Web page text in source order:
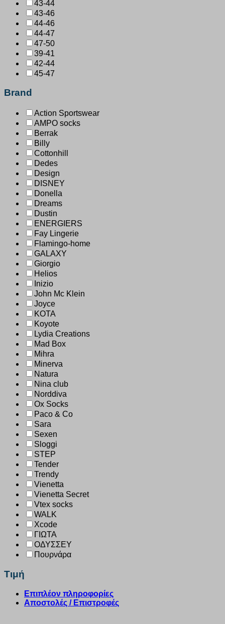
43-44
43-46
44-46
44-47
47-50
39-41
42-44
45-47
Brand
Action Sportswear
AMPO socks
Berrak
Billy
Cottonhill
Dedes
Design
DISNEY
Donella
Dreams
Dustin
ENERGIERS
Fay Lingerie
Flamingo-home
GALAXY
Giorgio
Helios
Inizio
John Mc Klein
Joyce
KOTA
Koyote
Lydia Creations
Mad Box
Mihra
Minerva
Natura
Nina club
Norddiva
Ox Socks
Paco & Co
Sara
Sexen
Sloggi
STEP
Tender
Trendy
Vienetta
Vienetta Secret
Vtex socks
WALK
Xcode
ΓΙΩΤΑ
ΟΔΥΣΣΕΥ
Πουρνάρα
Τιμή
Επιπλέον πληροφορίες
Αποστολές / Επιστροφές